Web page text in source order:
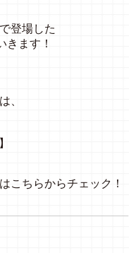
登場した
ます！
、
こちらからチェック！